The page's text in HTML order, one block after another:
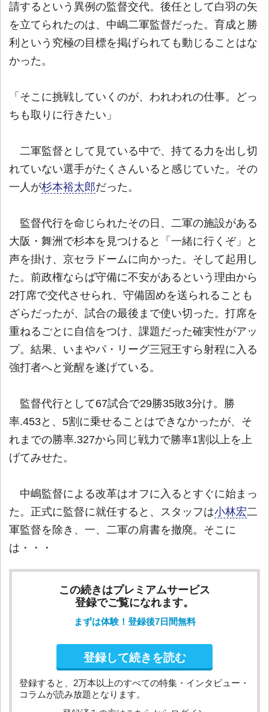
請するという異例の監督交代。後任として白羽の矢
を立てられたのは、中嶋二軍監督だった。育成と勝
利という究極の目標を掲げられても動じることはな
かった。
「そこに挑戦していくのが、われわれの仕事。どっ
ちも取りに行きたい」
二軍監督として見ている中で、持てる力を出し切
れていない選手がたくさんいると感じていた。その
一人が杉本裕太郎だった。
監督代行を命じられたその日、二軍の施設がある
大阪・舞洲で杉本を見つけると「一緒に行くぞ」と
声を掛け、京セラドームに向かった。そして起用し
た。前政権ならば守備に不安があるという理由から
2打席で交代させられ、守備固めを送られることも
ざらだったが、試合の最後まで使い切った。打席を
重ねるごとに自信をつけ、課題だった確実性がアッ
プ。結果、いまやパ・リーグ三冠王すら射程に入る
強打者へと覚醒を遂げている。
監督代行として67試合で29勝35敗3分け。勝
率.453と、5割に乗せることはできなかったが、そ
れまでの勝率.327から同じ戦力で勝率1割以上を上
げてみせた。
中嶋監督による改革はオフに入るとすぐに始まっ
た。正式に監督に就任すると、スタッフは小林宏二
軍監督を除き、一、二軍の肩書を撤廃。そこに
は・・・
この続きはプレミアムサービス
登録でご覧になれます。
まずは体験！登録後7日間無料
登録して続きを読む
登録すると、2万本以上のすべての特集・インタビュー・
コラムが読み放題となります。